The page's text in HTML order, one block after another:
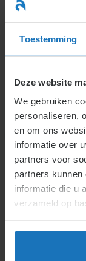
Toestemming
Deze website
We gebruiken
personaliseren,
en om ons
informatie over
partners voor
partners
informatie die u
verzameld op
naar
inhoud
een
Bestuurders
belangrijk.